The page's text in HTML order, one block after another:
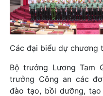
Các đại biểu dự chương
Bộ trưởng Lương Tam
trưởng Công an các
đào tạo, bồi dưỡng,